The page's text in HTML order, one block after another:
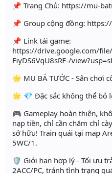
📌 Trang Chủ: https://mu-
📌 Group cộng đồng:
📌 Link tải game:
https://drive.google.com/
FiyDS6VqU8sRF-/
🌟 MU BÁ TƯỚC - Sân chơi
🌟 💎 Đặc sắc không thể bỏ
🎮 Gameplay hoàn thiện,
nạp tiền, chỉ cần chăm chỉ
sở hữu! Train quái tại map
5WC/1.
🛡️ Giới hạn hợp lý - Tối ưu
2ACC/PC, tránh tình trạng